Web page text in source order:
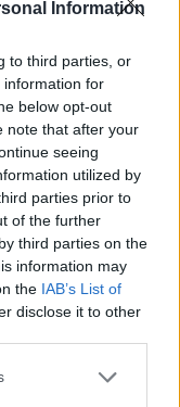
Information
to third parties, or
information for
below opt-out
note that after your
seeing
utilized by
parties prior to
of the further
third parties on the
information may
the IAB’s List of
disclose it to other
на САЩ, в